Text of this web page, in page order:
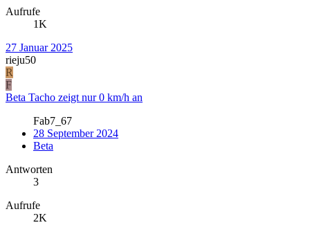
Aufrufe
1K
27 Januar 2025
rieju50
R
F
Beta Tacho zeigt nur 0 km/h an
Fab7_67
28 September 2024
Beta
Antworten
3
Aufrufe
2K